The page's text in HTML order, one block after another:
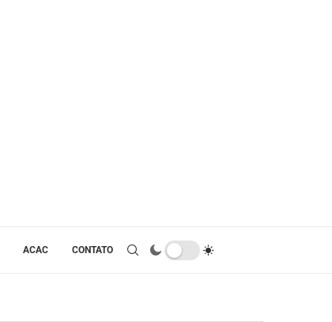
ACAC CONTATO